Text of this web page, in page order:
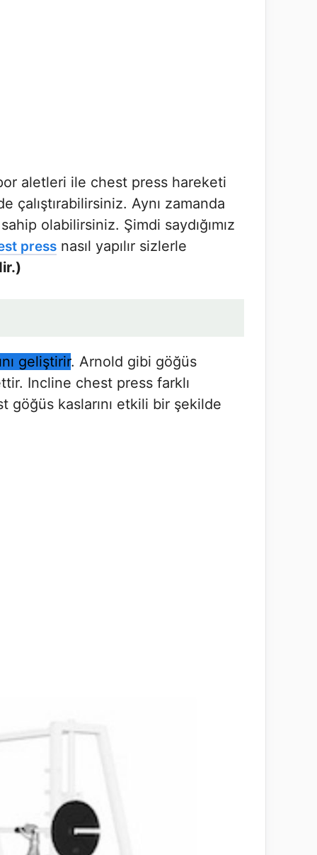
aletleri ile chest press hareketi
çalıştırabilirsiniz. Aynı zamanda
olabilirsiniz. Şimdi saydığımız
press nasıl yapılır sizlerle
geliştirir. Arnold gibi göğüs
Incline chest press farklı
göğüs kaslarını etkili bir şekilde